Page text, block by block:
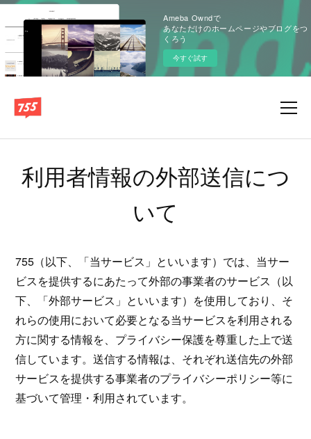
Ameba Owndで
あなただけのホームページやブログをつ
くろう
今すぐ試す
利用者情報の外部送信につ
いて
755（以下、「当サービス」といいます）では、当サー
ビスを提供するにあたって外部の事業者のサービス（以
下、「外部サービス」といいます）を使用しており、そ
れらの使用において必要となる当サービスを利用される
方に関する情報を、プライバシー保護を尊重した上で送
信しています。送信する情報は、それぞれ送信先の外部
サービスを提供する事業者のプライバシーポリシー等に
基づいて管理・利用されています。